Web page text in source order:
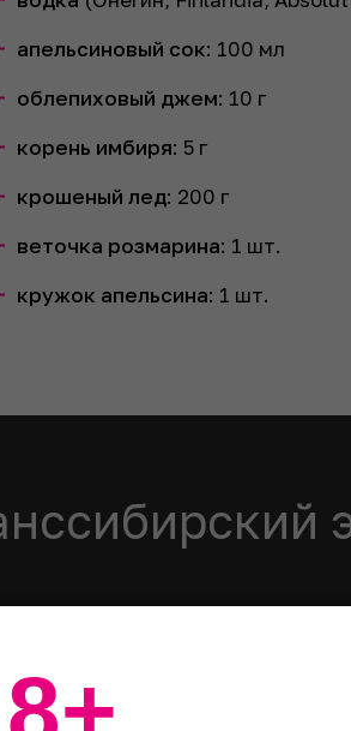
апельсиновый сок: 100 мл
облепиховый джем: 10 г
корень имбиря: 5 г
крошеный лед: 200 г
веточка розмарина: 1 шт.
кружок апельсина: 1 шт.
с подстаканником) положить